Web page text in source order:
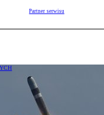
Partner serwisu
USA tracą
Odrobią to za